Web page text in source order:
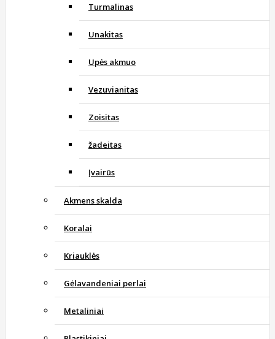
Turmalinas
Unakitas
Upės akmuo
Vezuvianitas
Zoisitas
žadeitas
Įvairūs
Akmens skalda
Koralai
Kriauklės
Gėlavandeniai perlai
Metaliniai